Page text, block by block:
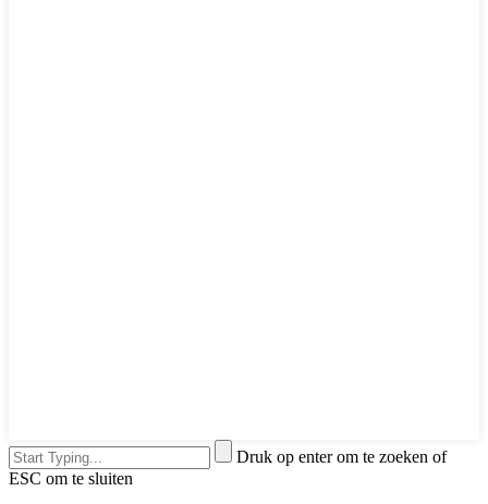
Druk op enter om te zoeken of
ESC om te sluiten